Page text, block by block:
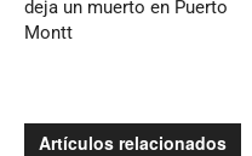
deja un muerto en Puerto
Montt
Artículos relacionados